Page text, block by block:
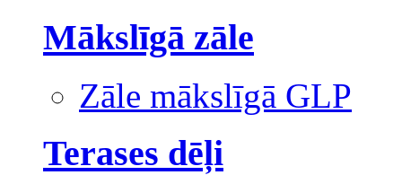
Mākslīgā zāle
Zāle mākslīgā GLP
Terases dēļi